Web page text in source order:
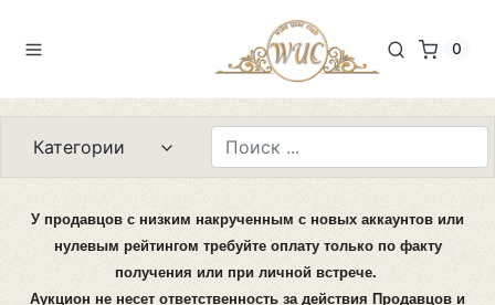
0
Категории
У продавцов с низким накрученным с новых аккаунтов или
нулевым рейтингом требуйте оплату только по факту
получения или при личной встрече.
Аукцион не несет ответственность за действия Продавцов и